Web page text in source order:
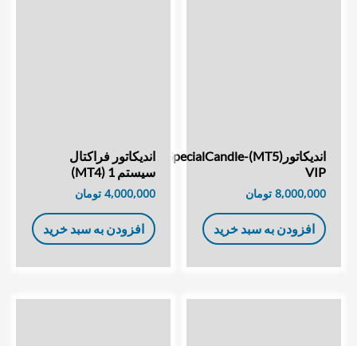
اندیکاتور(MT5)SpecialCandle-
VIP
8,000,000 تومان
افزودن به سبد خرید
اندیکاتور فراکتال
سیستم 1 (MT4)
4,000,000 تومان
افزودن به سبد خرید